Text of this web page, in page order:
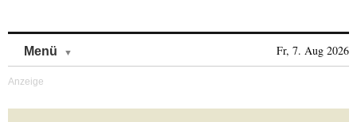
Menü Fr, 7. Aug 2026